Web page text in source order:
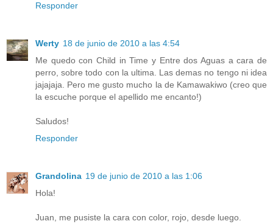
Responder
Werty 18 de junio de 2010 a las 4:54
Me quedo con Child in Time y Entre dos Aguas a cara de
perro, sobre todo con la ultima. Las demas no tengo ni idea
jajajaja. Pero me gusto mucho la de Kamawakiwo (creo que
la escuche porque el apellido me encanto!)
Saludos!
Responder
Grandolina 19 de junio de 2010 a las 1:06
Hola!
Juan, me pusiste la cara con color, rojo, desde luego.